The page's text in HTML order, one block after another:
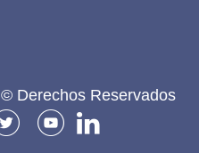
© Derechos Reservados